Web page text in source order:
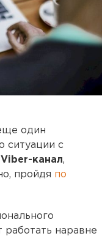
один
ситуации с
Viber-канал,
пройдя по
работать наравне